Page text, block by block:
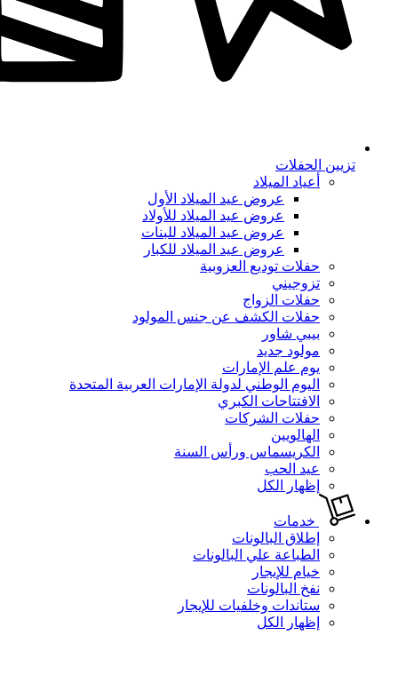
تزيين الحفلات
أعياد الميلاد
عروض عيد الميلاد الأول
عروض عيد الميلاد للأولاد
عروض عيد الميلاد للبنات
عروض عيد الميلاد للكبار
حفلات توديع العزوبية
تزوجيني
حفلات الزواج
حفلات الكشف عن جنس المولود
بيبي شاور
مولود جديد
يوم علم الإمارات
اليوم الوطني لدولة الإمارات العربية المتحدة
الافتتاحات الكبري
حفلات الشركات
الهالويين
الكريسماس ورأس السنة
عيد الحب
إظهار الكل
خدمات
إطلاق البالونات
الطباعة علي البالونات
خيام للإيجار
نفخ البالونات
ستاندات وخلفيات للإيجار
إظهار الكل